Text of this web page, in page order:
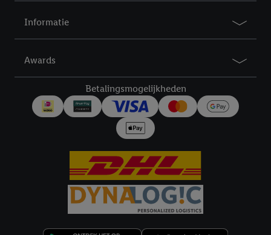
Informatie
Awards
Betalingsmogelijkheden